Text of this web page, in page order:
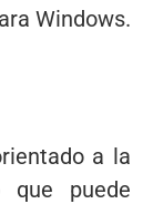
Windows.
a la
que puede